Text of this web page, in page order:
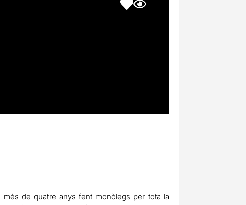
de quatre anys fent monòlegs per tota la